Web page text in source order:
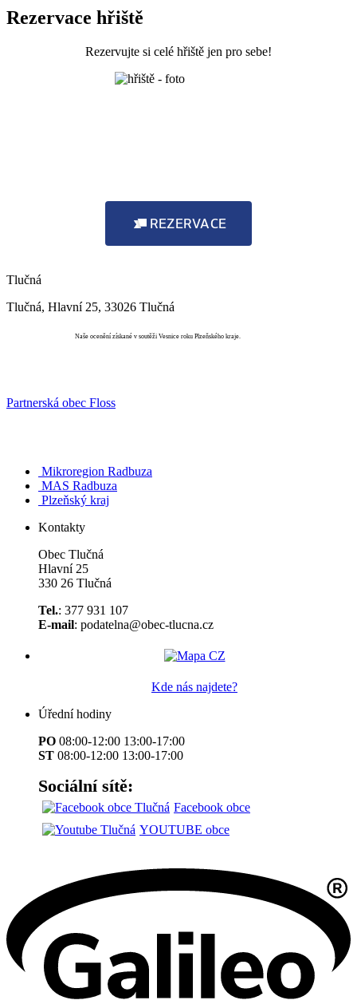
Rezervace hřiště
Rezervujte si celé hřiště jen pro sebe!
REZERVACE
Tlučná
Tlučná, Hlavní 25, 33026 Tlučná
Naše ocenění získané v soutěži Vesnice roku Plzeňského kraje.
Partnerská obec Floss
Mikroregion Radbuza
MAS Radbuza
Plzeňský kraj
Kontakty
Obec Tlučná
Hlavní 25
330 26 Tlučná
Tel.: 377 931 107
E-mail: podatelna@obec-tlucna.cz
Kde nás najdete?
Úřední hodiny
PO 08:00-12:00 13:00-17:00
ST 08:00-12:00 13:00-17:00
Sociální sítě:
Facebook obce
YOUTUBE obce